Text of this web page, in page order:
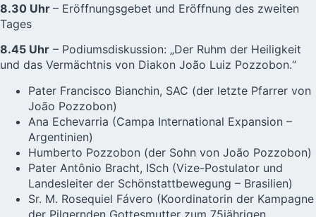
8.30 Uhr – Eröffnungsgebet und Eröffnung des zweiten
Tages
8.45 Uhr – Podiumsdiskussion: „Der Ruhm der Heiligkeit
und das Vermächtnis von Diakon João Luiz Pozzobon.“
Pater Francisco Bianchin, SAC (der letzte Pfarrer von
João Pozzobon)
Ana Echevarria (Campa International Expansion –
Argentinien)
Humberto Pozzobon (der Sohn von João Pozzobon)
Pater Antônio Bracht, ISch (Vize-Postulator und
Landesleiter der Schönstattbewegung – Brasilien)
Sr. M. Rosequiel Fávero (Koordinatorin der Kampagne
der Pilgernden Gottesmutter zum 75jährigen